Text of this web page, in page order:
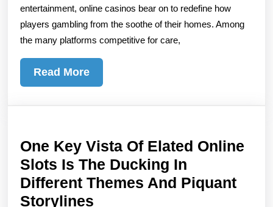
Lolajack
Casino
Through
entertainment, online casinos bear on to redefine how
players gambling from the soothe of their homes. Among
the many platforms competitive for care,
Read MoreRead
More
One Key Vista Of Elated Online
Slots Is The Ducking In
Different Themes And Piquant
Storylines